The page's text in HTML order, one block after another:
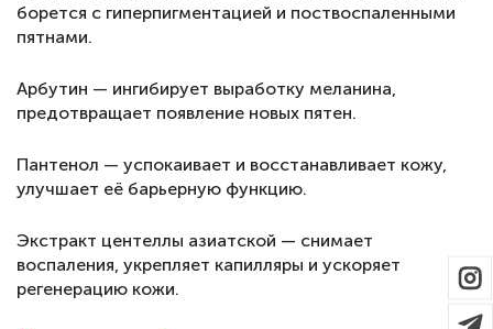
борется с гиперпигментацией и поствоспаленными
пятнами.
Арбутин — ингибирует выработку меланина,
предотвращает появление новых пятен.
Пантенол — успокаивает и восстанавливает кожу,
улучшает её барьерную функцию.
Экстракт центеллы азиатской — снимает
воспаления, укрепляет капилляры и ускоряет
регенерацию кожи.